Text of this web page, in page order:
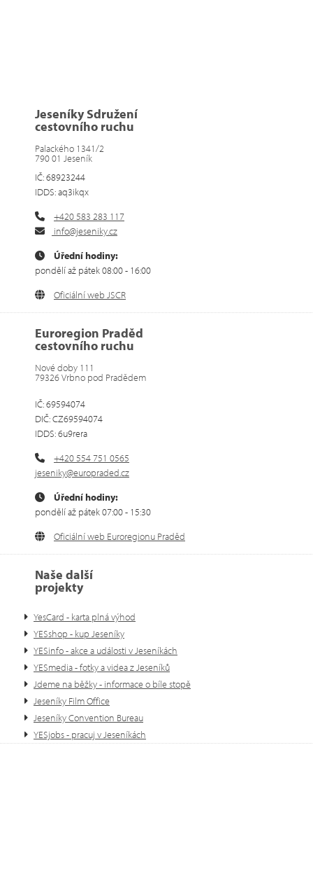
Jeseníky Sdružení
cestovního ruchu
Palackého 1341/2
790 01 Jeseník
IČ: 68923244
IDDS: aq3ikqx
+420 583 283 117
info@jeseniky.cz
Úřední hodiny:
pondělí až pátek 08:00 - 16:00
Oficiální web JSCR
Euroregion Praděd
cestovního ruchu
Nové doby 111
79326 Vrbno pod Pradědem
IČ: 69594074
DIČ: CZ69594074
IDDS: 6u9rera
+420 554 751 0565
jeseniky@europraded.cz
Úřední hodiny:
pondělí až pátek 07:00 - 15:30
Oficiální web Euroregionu Praděd
Naše další
projekty
YesCard - karta plná výhod
YESshop - kup Jeseníky
YESinfo - akce a události v Jeseníkách
YESmedia - fotky a videa z Jeseníků
Jdeme na běžky - informace o bíle stopě
Jeseníky Film Office
Jeseníky Convention Bureau
YESjobs - pracuj v Jeseníkách